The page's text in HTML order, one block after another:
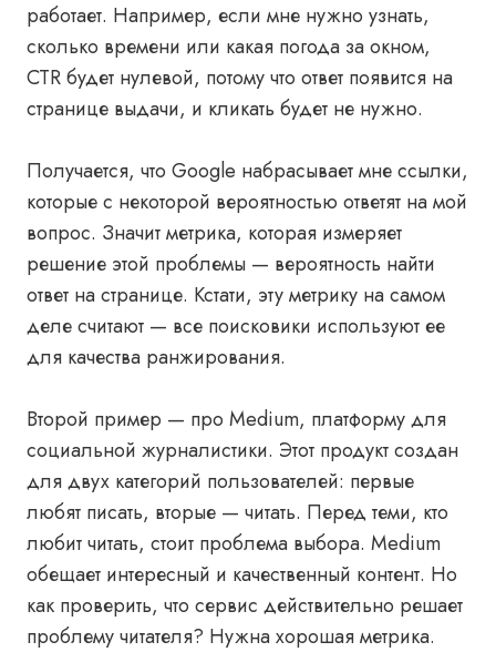
работает. Например, если мне нужно узнать,
сколько времени или какая погода за окном,
CTR будет нулевой, потому что ответ появится на
странице выдачи, и кликать будет не нужно.
Получается, что Google набрасывает мне ссылки,
которые с некоторой вероятностью ответят на мой
вопрос. Значит метрика, которая измеряет
решение этой проблемы — вероятность найти
ответ на странице. Кстати, эту метрику на самом
деле считают — все поисковики используют ее
для качества ранжирования.
Второй пример — про Medium, платформу для
социальной журналистики. Этот продукт создан
для двух категорий пользователей: первые
любят писать, вторые — читать. Перед теми, кто
любит читать, стоит проблема выбора. Medium
обещает интересный и качественный контент. Но
как проверить, что сервис действительно решает
проблему читателя? Нужна хорошая метрика.